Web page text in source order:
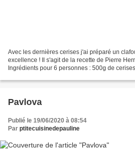
Avec les dernières cerises j'ai préparé un
excellence ! Il s'agit de la recette de Pierre
Ingrédients pour 6 personnes : 500g de
Pavlova
Publié le 19/06/2020 à 08:54
Par ptitecuisinedepauline